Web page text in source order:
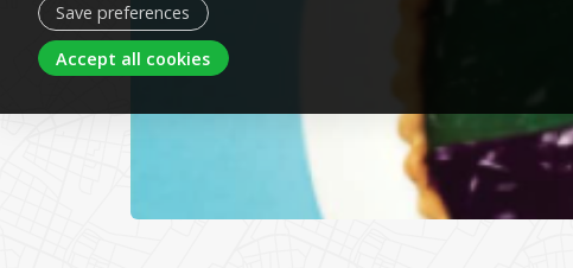
Save preferences
Accept all cookies